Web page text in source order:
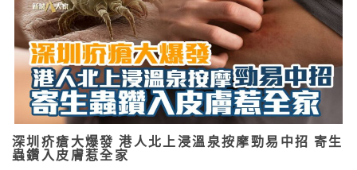
深圳疥瘡大爆發 港人北上浸溫泉按摩勁易中招 寄生
蟲鑽入皮膚惹全家